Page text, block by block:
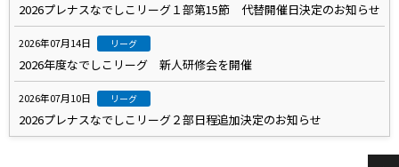
2026プレナスなでしこリーグ１部第15節 代替開催日決定のお知らせ
2026年07月14日 リーグ
2026年度なでしこリーグ 新人研修会を開催
2026年07月10日 リーグ
2026プレナスなでしこリーグ２部日程追加決定のお知らせ